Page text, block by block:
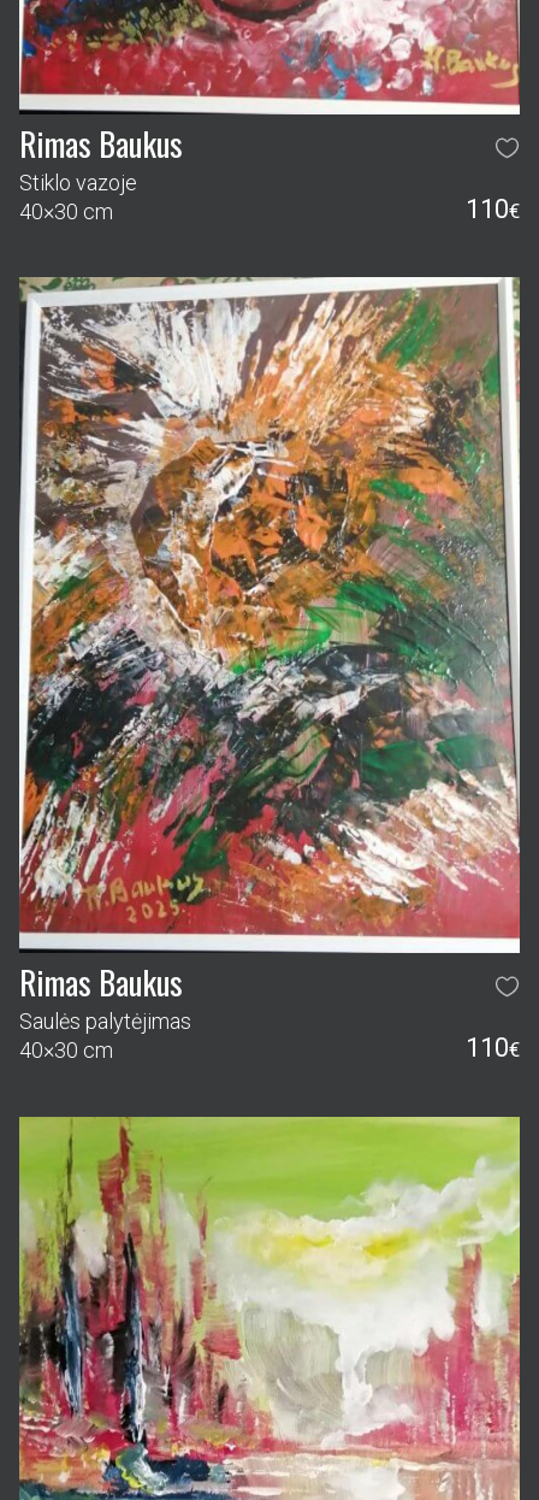
Rimas Baukus
Stiklo vazoje
40×30 cm
110€
Rimas Baukus
Saulės palytėjimas
40×30 cm
110€